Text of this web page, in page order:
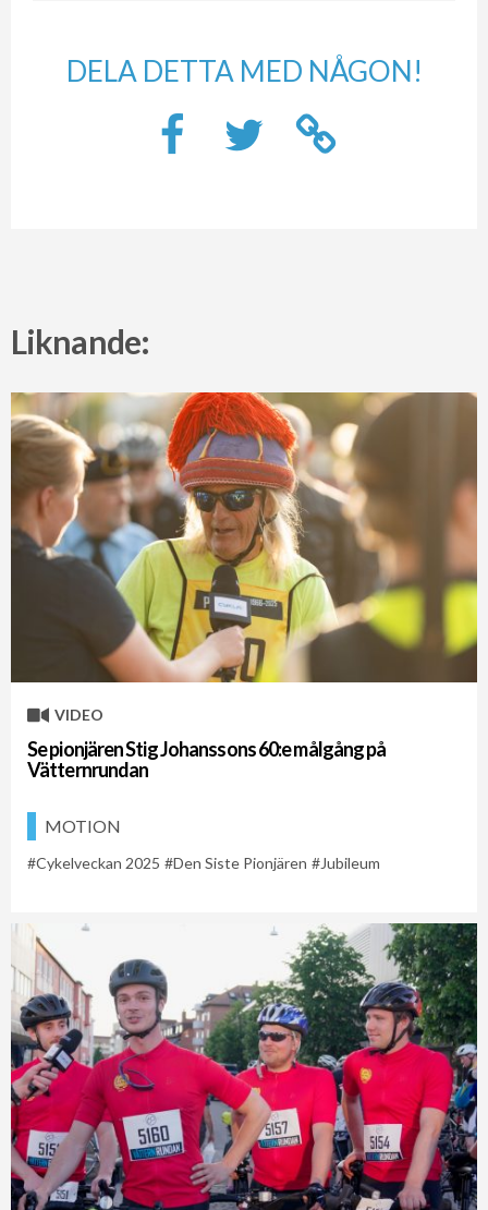
DELA DETTA MED NÅGON!
Liknande:
VIDEO
Se pionjären Stig Johanssons 60:e målgång på
Vätternrundan
MOTION
Cykelveckan 2025 Den Siste Pionjären Jubileum